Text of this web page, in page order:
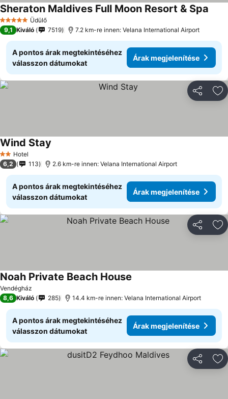
5 KategóriaÜdülő
Sheraton Maldives Full Moon Resort & Spa
9,1 Kiváló 7519 7.2 km-re innen: Velana International Airport
A pontos árak megtekintéséhez
válasszon dátumokat
Árak megjelenítése
2 Kategória
Hotel
Wind Stay
6,2 113 2.6 km-re innen: Velana International Airport
A pontos árak megtekintéséhez
válasszon dátumokat
Árak megjelenítése
Vendégház
Noah Private Beach House
8,6 Kiváló 285 14.4 km-re innen: Velana International Airport
A pontos árak megtekintéséhez
válasszon dátumokat
Árak megjelenítése